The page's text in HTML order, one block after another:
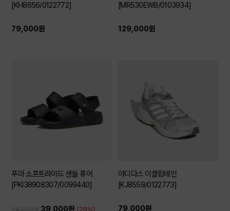
[KH8656/0122772]
79,000원
[MR530EWB/0103934]
129,000원
푸마 소프트라이드 샌들 퓨어
[PKI38908307/0099440]
39,000원 [28%]
아디다스 이클립테인
[KJ8559/0122773]
79,000원